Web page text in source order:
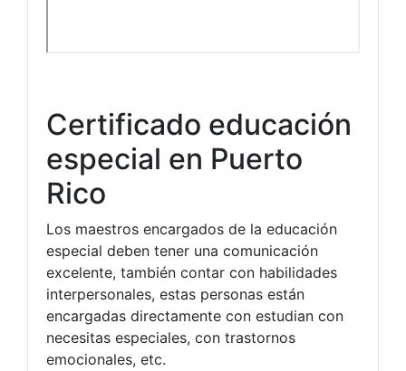
Certificado educación
especial en Puerto
Rico
Los maestros encargados de la educación
especial deben tener una comunicación
excelente, también contar con habilidades
interpersonales, estas personas están
encargadas directamente con estudian con
necesitas especiales, con trastornos
emocionales, etc.